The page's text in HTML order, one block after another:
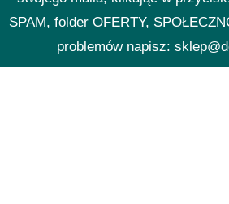
SPAM, folder OFERTY,
problemów napisz: